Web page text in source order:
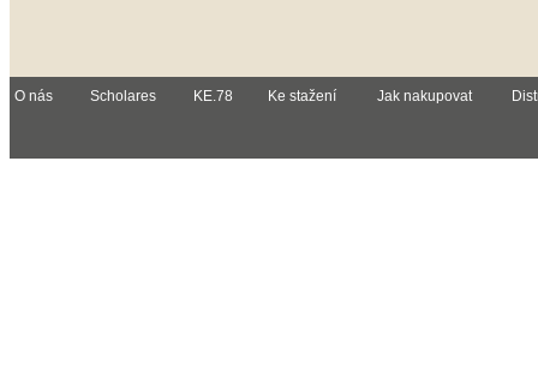
O nás Scholares KE.78 Ke stažení Jak nakupovat